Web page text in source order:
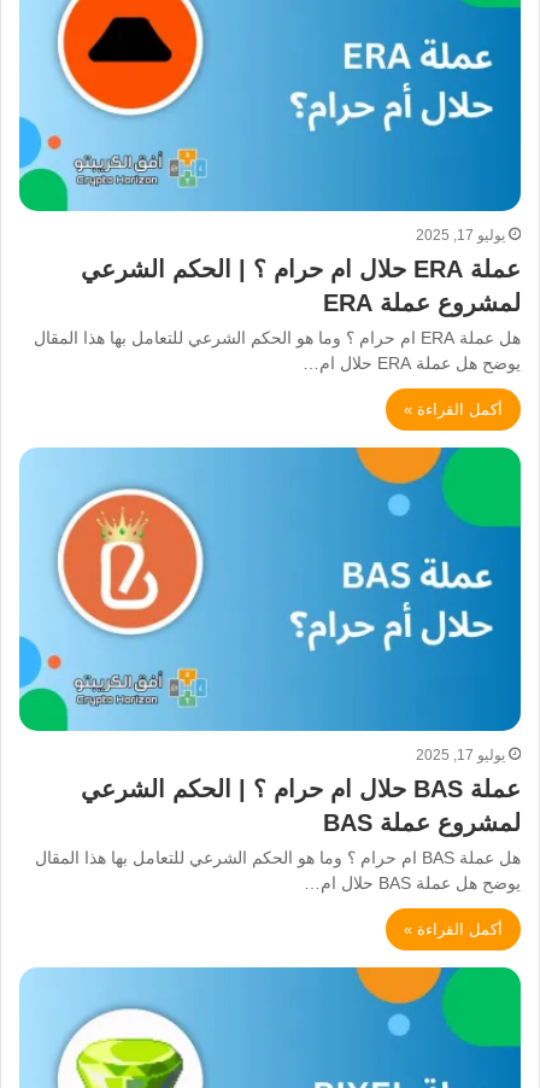
يوليو 17, 2025
عملة ERA حلال ام حرام ؟ | الحكم الشرعي
لمشروع عملة ERA
هل عملة ERA ام حرام ؟ وما هو الحكم الشرعي للتعامل بها هذا المقال
يوضح هل عملة ERA حلال ام…
أكمل القراءة »
يوليو 17, 2025
عملة BAS حلال ام حرام ؟ | الحكم الشرعي
لمشروع عملة BAS
هل عملة BAS ام حرام ؟ وما هو الحكم الشرعي للتعامل بها هذا المقال
يوضح هل عملة BAS حلال ام…
أكمل القراءة »